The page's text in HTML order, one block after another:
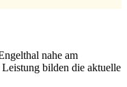
nahe am
bilden die aktuelle